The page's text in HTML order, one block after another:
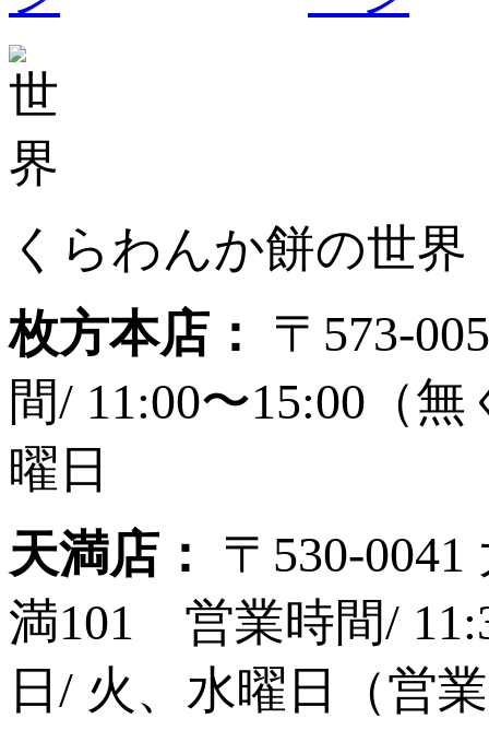
くらわんか餅の世界
枚方本店：
〒573-
間/ 11:00〜15:00（
曜日
天満店：
〒530-
満101 営業時間/
日/ 火、水曜日（営